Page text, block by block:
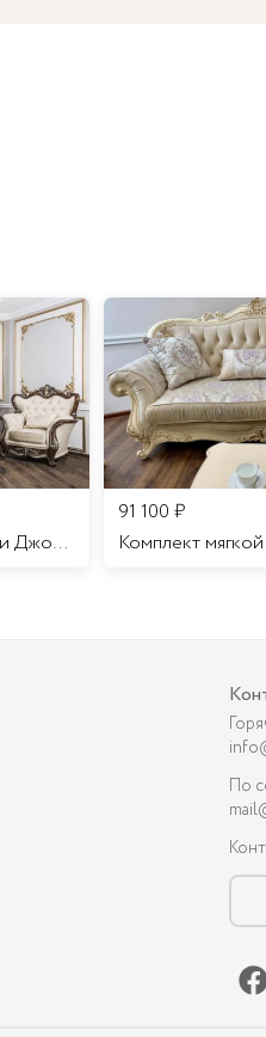
Комплект мягкой мебели Джоконда
91 100 ₽
По